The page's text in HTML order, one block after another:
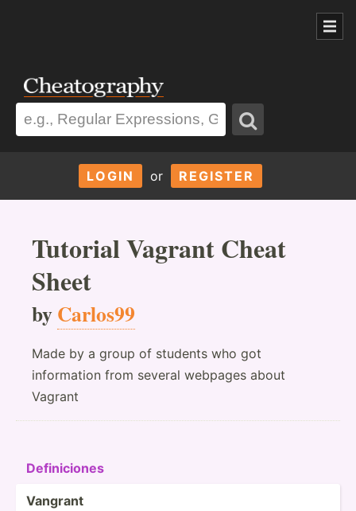
LOGIN or REGISTER
Tutorial Vagrant Cheat
Sheet
byCarlos99
Made by a group of students who got
information from several webpages about
Vagrant
Defini­ciones
Vangrant